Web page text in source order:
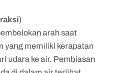
arah saat
yang memiliki kerapatan
udara ke air. Pembiasan